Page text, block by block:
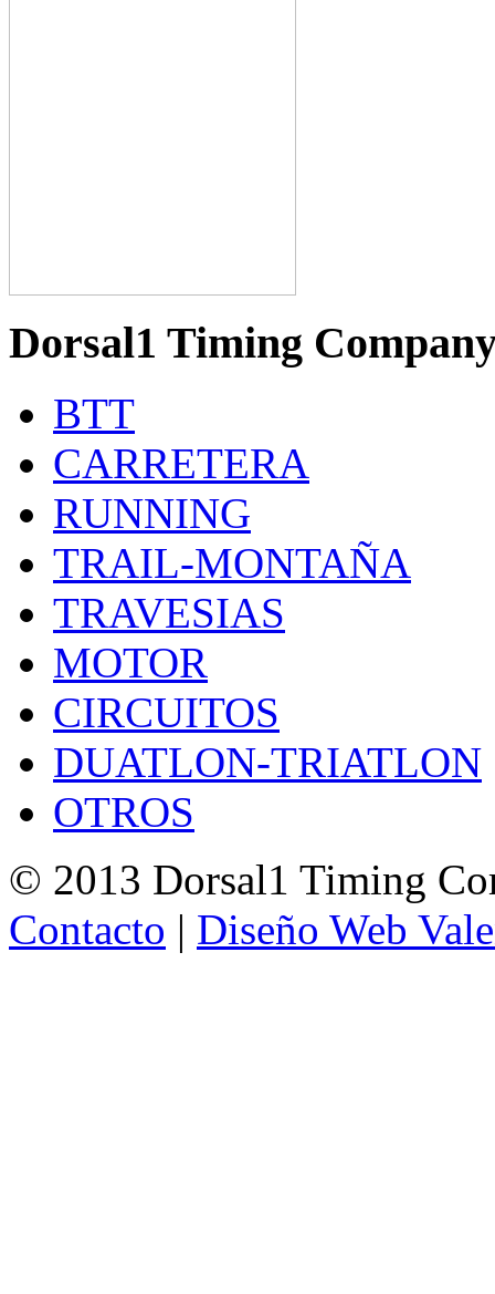
Dorsal1 Timing
BTT
CARRETERA
RUNNING
TRAIL-MONTAÑA
TRAVESIAS
MOTOR
CIRCUITOS
DUATLON-TRIATLON
OTROS
© 2013 Dorsal1 Timing
Contacto | Diseño Web